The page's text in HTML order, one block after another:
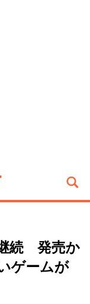
続 発売か
ゲームが